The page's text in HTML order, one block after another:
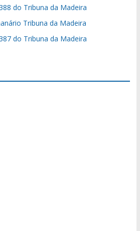
do Tribuna da Madeira
Tribuna da Madeira
do Tribuna da Madeira